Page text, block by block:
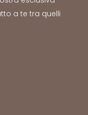
a te tra quelli